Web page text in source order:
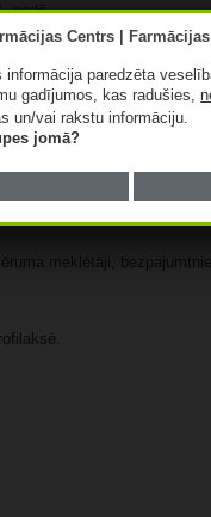
gadā.
kopš 2022. gada Eiropas
difterijas gadījumu
par 554 difterijas
laika periodā
meklētāji,
paredzēta
gadījumos, kas radušies,
un/vai rakstu informāciju.
jomā?